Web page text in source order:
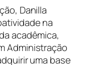
Danilla
na
acadêmica,
Administração
uma base